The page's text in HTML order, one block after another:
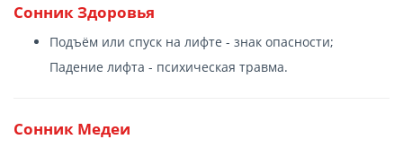
Сонник Здоровья
Подъём или спуск на лифте - знак опасности;
Падение лифта - психическая травма.
Сонник Медеи